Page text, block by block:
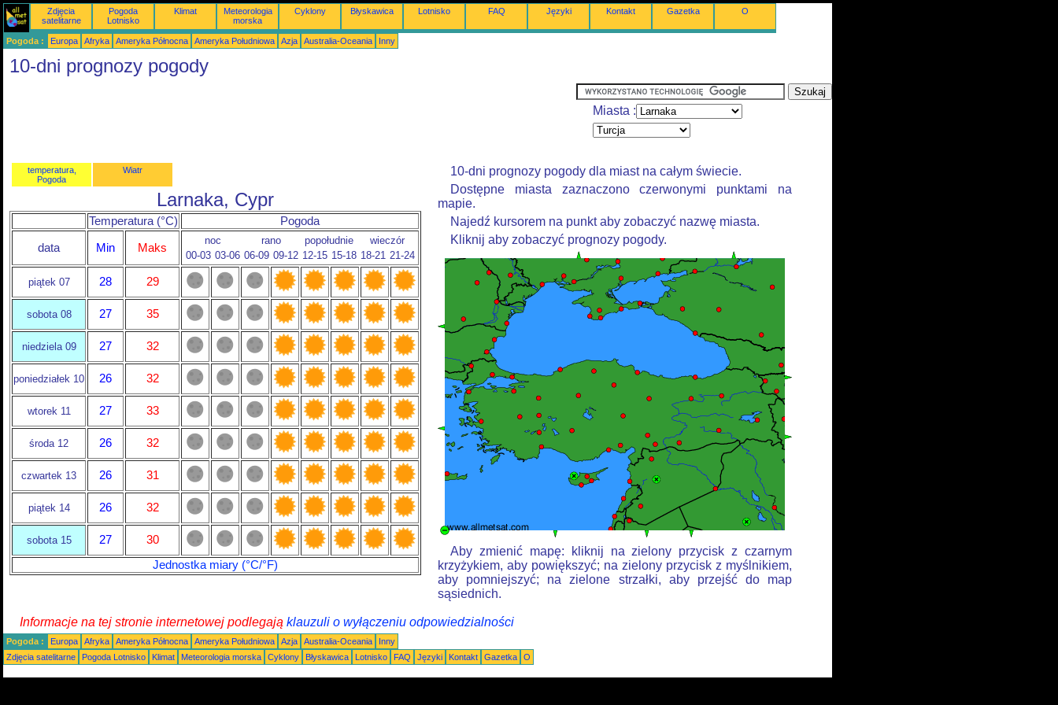
Zdjęcia
satelitarne
Pogoda
Lotnisko
Klimat
Meteorologia
morska
Cyklony Błyskawica Lotnisko FAQ Języki Kontakt Gazetka O
Pogoda : Europa Afryka Ameryka Północna Ameryka Południowa Azja Australia-Oceania Inny
10-dni prognozy pogody
Miasta :
temperatura,
Pogoda
Wiatr
Larnaka, Cypr
Temperatura (°C) Pogoda
data Min Maks
noc rano popołudnie
wieczór
00-03 03-06 06-09 09-12 12-15 15-18 18-21 21-24
piątek 07 28 29
sobota 08 27 35
niedziela 09 27 32
poniedziałek 10 26 32
wtorek 11 27 33
środa 12 26 32
czwartek 13 26 31
piątek 14 26 32
sobota 15 27
30
Jednostka miary (°C/°F)
10-dni prognozy pogody dla miast na całym świecie.
Dostępne miasta zaznaczono czerwonymi punktami na
mapie.
Najedź kursorem na punkt aby zobaczyć nazwę miasta.
Kliknij aby zobaczyć prognozy pogody.
Aby zmienić mapę: kliknij na zielony przycisk z czarnym
krzyżykiem, aby powiększyć; na zielony przycisk z myślnikiem,
aby pomniejszyć; na zielone strzałki, aby przejść do map
sąsiednich.
Informacje na tej stronie internetowej podlegają klauzuli o wyłączeniu odpowiedzialności
Pogoda : Europa Afryka Ameryka Północna Ameryka Południowa Azja Australia-Oceania
Inny
Zdjęcia satelitarne
Pogoda Lotnisko Klimat Meteorologia morska Cyklony Błyskawica Lotnisko FAQ Języki Kontakt Gazetka O